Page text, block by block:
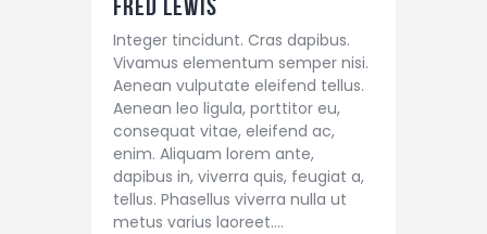
Fred Lewis
Integer tincidunt. Cras dapibus.
Vivamus elementum semper nisi.
Aenean vulputate eleifend tellus.
Aenean leo ligula, porttitor eu,
consequat vitae, eleifend ac,
enim. Aliquam lorem ante,
dapibus in, viverra quis, feugiat a,
tellus. Phasellus viverra nulla ut
metus varius laoreet.…